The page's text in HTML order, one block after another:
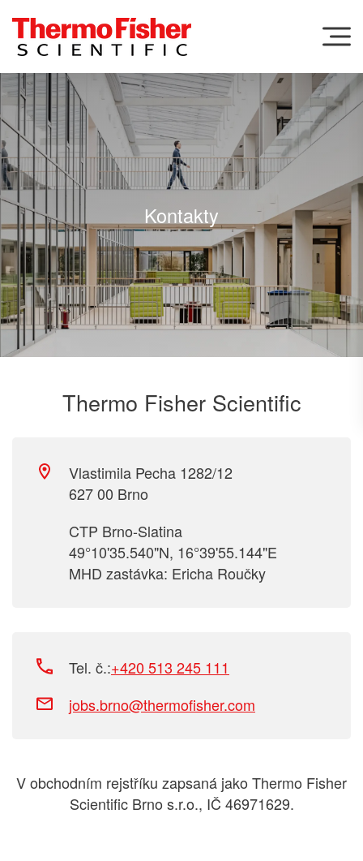
Menu
Kontakty
Thermo Fisher Scientific
Vlastimila Pecha 1282/12
627 00 Brno
CTP Brno-Slatina
49°10'35.540"N, 16°39'55.144"E
MHD zastávka: Ericha Roučky
Tel. č.:+420 513 245 111
jobs.brno@thermofisher.com
V obchodním rejstříku zapsaná jako Thermo Fisher
Scientific Brno s.r.o., IČ 46971629.